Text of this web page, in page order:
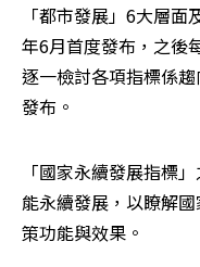
「都市發展」6大層
年6月首度發布，之後
逐一檢討各項指標係
發布。
「國家永續發展指標
能永續發展，以瞭解
策功能與效果。